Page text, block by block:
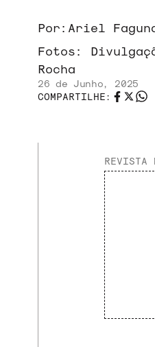
Por: Ariel
Fotos:
Rocha
26 de Junho, 2025
COMPARTILHE:
REVISTA